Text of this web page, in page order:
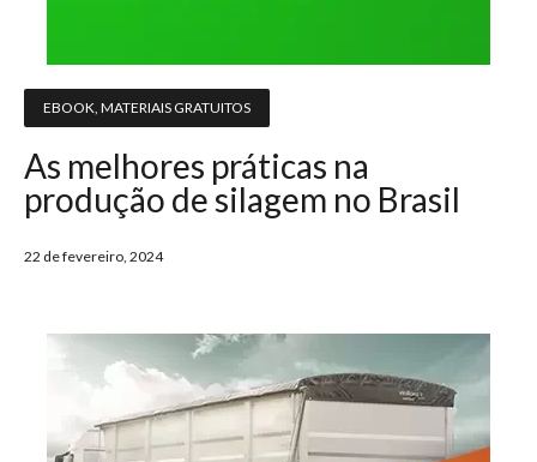
EBOOK MATERIAIS GRATUITOS
As melhores práticas na
produção de silagem no Brasil
22 de fevereiro, 2024